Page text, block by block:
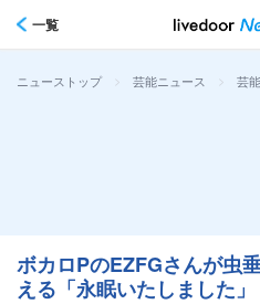
一覧
ニューストップ > 芸能ニュース > 芸
ボカロPのEZFGさんが虫
える「永眠いたしました」